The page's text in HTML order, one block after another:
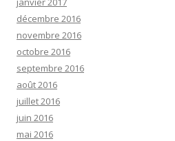
décembre 2016
novembre 2016
octobre 2016
septembre 2016
août 2016
juillet 2016
juin 2016
mai 2016